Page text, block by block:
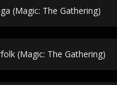
(Magic: The Gathering)
(Magic: The Gathering)